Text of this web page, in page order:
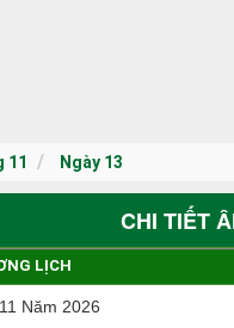
11 Ngày 13
CHI TIẾT
LỊCH
Năm 2026